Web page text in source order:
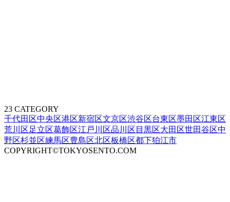
23 CATEGORY
千代田区中央区港区新宿区文京区渋谷区台東区墨田区江東区
荒川区足立区葛飾区江戸川区品川区 目黒区大田区世田谷区中
野区杉並区練馬区豊島区北区板橋区都下狛江市
COPYRIGHT©TOKYOSENTO.COM